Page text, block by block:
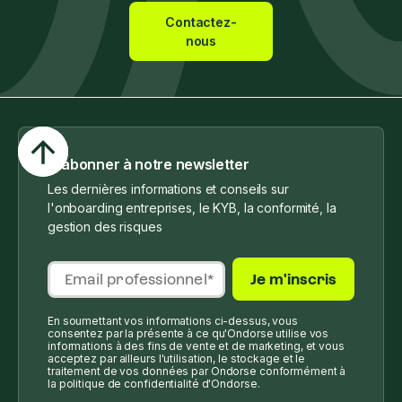
Contactez-
nous
S'abonner à notre newsletter
Les dernières informations et conseils sur
l'onboarding entreprises, le KYB, la conformité, la
gestion des risques
En soumettant vos informations ci-dessus, vous
consentez par la présente à ce qu'Ondorse utilise vos
informations à des fins de vente et de marketing, et vous
acceptez par ailleurs l'utilisation, le stockage et le
traitement de vos données par Ondorse conformément à
la politique de confidentialité d'Ondorse.